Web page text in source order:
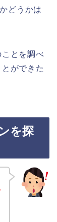
どうかは
とを調べ
ができた
を探